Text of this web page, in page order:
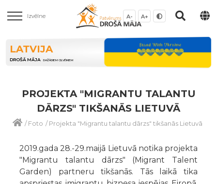
Izvēlne A- A+
LATVIJA
DROŠĀ MĀJA DAŽĀDIEM CILVĒKIEM
PROJEKTA "MIGRANTU TALANTU
DĀRZS" TIKŠANĀS LIETUVĀ
/Foto /Projekta "Migrantu talantu dārzs" tikšanās Lietuvā
2019.gada 28.-29.maijā Lietuvā notika projekta
"Migrantu talantu dārzs" (Migrant Talent
Garden) partneru tikšanās. Tās laikā tika